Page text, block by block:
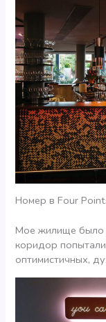
Номер в Four
Мое жилище было
коридор
оптимистичных,